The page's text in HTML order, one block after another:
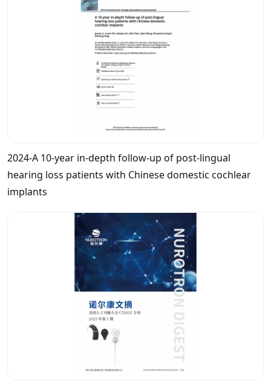
2024-A 10-year in-depth follow-up of post-lingual
hearing loss patients with Chinese domestic cochlear
implants